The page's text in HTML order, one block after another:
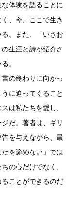
体験を語ることに
、今、ここで生き
。また、「いさお
生涯と詩が紹介さ
。
の終わりに向かっ
に迫ってくること
は私たちを愛し、
だ。著者は、ギリ
を与えながら、最
を諦めない」では
の心だけでなく、
ことができるのだ